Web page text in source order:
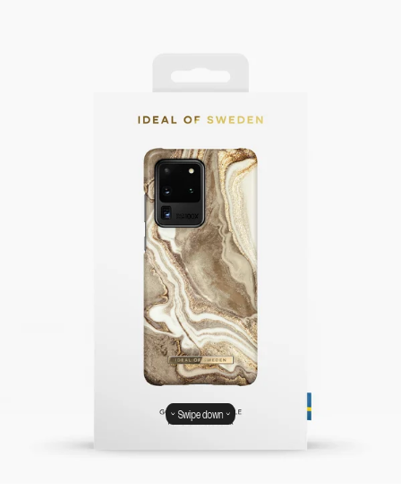
Swipe down